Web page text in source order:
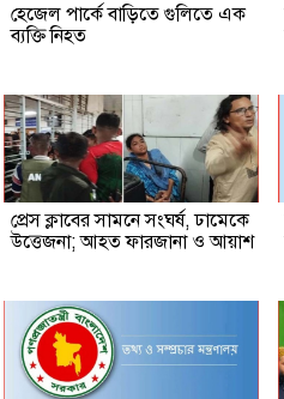
হেজেল পার্কে বাড়িতে গুলিতে এক
ব্যক্তি নিহত
প্রেস ক্লাবের সামনে সংঘর্ষ, ঢামেকে
উত্তেজনা; আহত ফারজানা ও আয়াশ